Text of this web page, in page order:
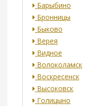
Барыбино
Бронницы
Быково
Верея
Видное
Волоколамск
Воскресенск
Высоковск
Голицыно